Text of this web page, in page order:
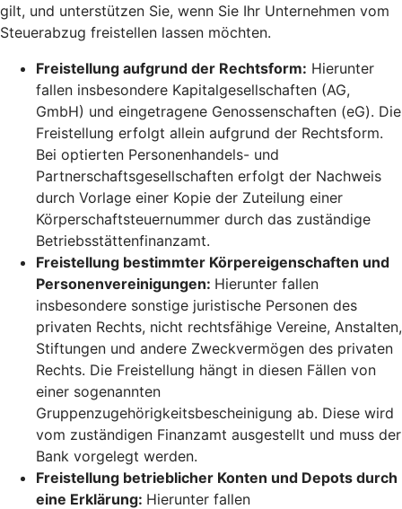
gilt, und unterstützen Sie, wenn Sie Ihr Unternehmen vom
Steuerabzug freistellen lassen möchten.
Freistellung aufgrund der Rechtsform: Hierunter
fallen insbesondere Kapitalgesellschaften (AG,
GmbH) und eingetragene Genossenschaften (eG). Die
Freistellung erfolgt allein aufgrund der Rechtsform.
Bei optierten Personenhandels- und
Partnerschaftsgesellschaften erfolgt der Nachweis
durch Vorlage einer Kopie der Zuteilung einer
Körperschaftsteuernummer durch das zuständige
Betriebsstättenfinanzamt.
Freistellung bestimmter Körpereigenschaften und
Personenvereinigungen: Hierunter fallen
insbesondere sonstige juristische Personen des
privaten Rechts, nicht rechtsfähige Vereine, Anstalten,
Stiftungen und andere Zweckvermögen des privaten
Rechts. Die Freistellung hängt in diesen Fällen von
einer sogenannten
Gruppenzugehörigkeitsbescheinigung ab. Diese wird
vom zuständigen Finanzamt ausgestellt und muss der
Bank vorgelegt werden.
Freistellung betrieblicher Konten und Depots durch
eine Erklärung: Hierunter fallen